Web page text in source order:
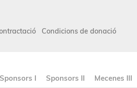
Condicions de donació
Sponsors I Sponsors II Mecenes III